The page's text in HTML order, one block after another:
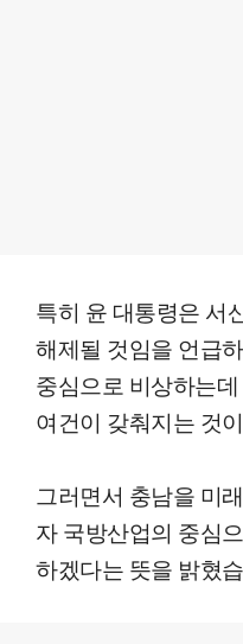
특히 윤 대통령은 서
해제될 것임을 언급
중심으로 비상하는
여건이 갖춰지는 것
그러면서 충남을 미
자 국방산업의 중심
하겠다는 뜻을 밝혔